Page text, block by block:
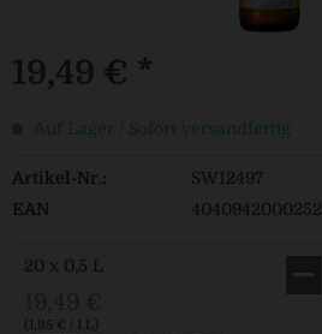
19,49 € *
Auf Lager / Sofort versandfertig
Artikel-Nr.:
SW12497
EAN
4040942000252
20 x 0,5 L
19,49 €
(1,95 € / 1 L)